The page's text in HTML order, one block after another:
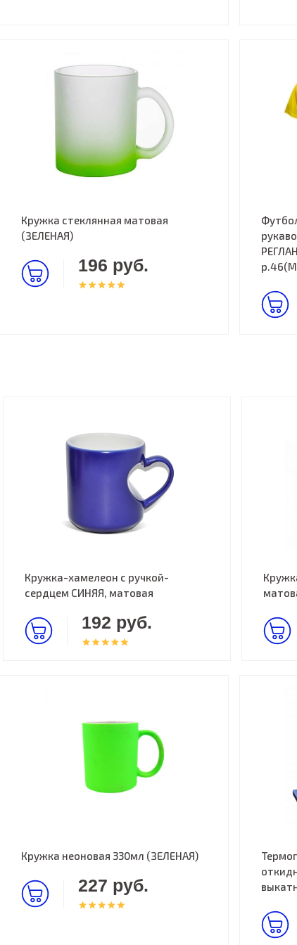
Кружка стеклянная матовая
(ЗЕЛЕНАЯ)
196 руб.
Кружка-хамелеон с ручкой-
сердцем СИНЯЯ, матовая
192 руб.
Кружка неоновая 330мл (ЗЕЛЕНАЯ)
227 руб.